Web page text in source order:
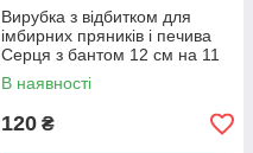
Вирубка з відбитком для
імбирних пряників і печива
Серця з бантом 12 см на 11
см
В наявності
120 ₴